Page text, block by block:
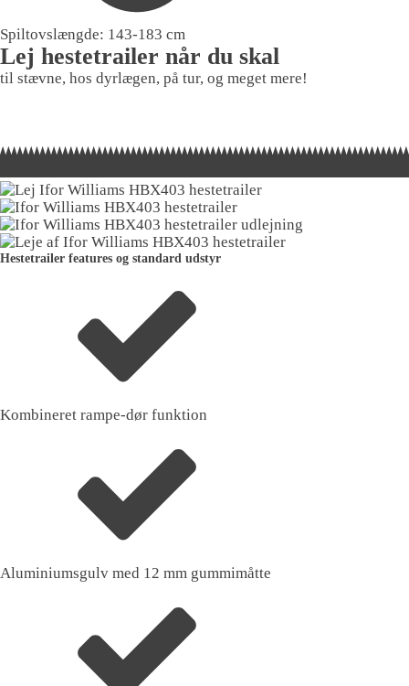
Spiltovslængde: 143-183 cm
Lej hestetrailer når du skal
til stævne, hos dyrlægen, på tur, og meget mere!
Hestetrailer features og standard udstyr
Kombineret rampe-dør funktion
Aluminiumsgulv med 12 mm gummimåtte